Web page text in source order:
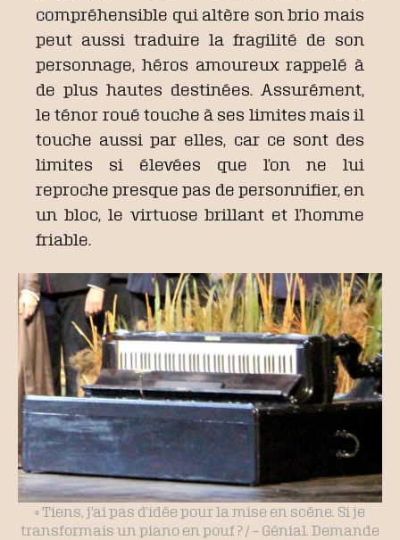
compréhensible qui altère son brio mais
peut aussi traduire la fragilité de son
personnage, héros amoureux rappelé à
de plus hautes destinées. Assurément,
le ténor roué touche à ses limites mais il
touche aussi par elles, car ce sont des
limites si élevées que l’on ne lui
reproche presque pas de personnifier, en
un bloc, le virtuose brillant et l’homme
friable.
« Tiens, j’ai pas d’idée pour la mise en scène. Si je
transformais un piano en pouf ? / – Génial. Demande